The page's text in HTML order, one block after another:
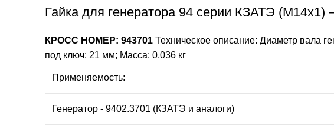
Гайка для генератора 94 серии КЗАТЭ (М14х1)
КРОСС НОМЕР: 943701 Техническое описание: Диаметр вала
под ключ: 21 мм; Масса: 0,036 кг
Применяемость:
Генератор - 9402.3701 (КЗАТЭ и аналоги)